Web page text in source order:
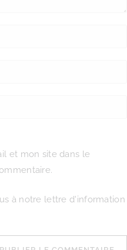
et mon site dans le
à notre lettre d'information